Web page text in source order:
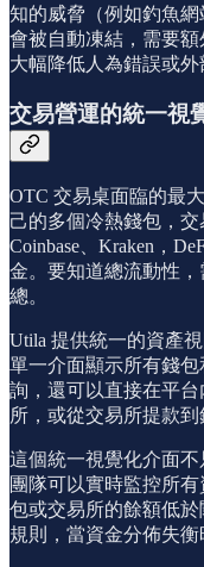
知的威脅（例如釣魚
會被自動凍結，需要
大幅降低人為錯誤或外
交易營運的統一視
OTC 交易桌面臨的最
己的多個冷熱錢包，交
Coinbase、Kraken，
金。要知道總流動性
總。
Utila 提供統一的資產
單一介面顯示所有錢
詢，還可以直接在平
所，或從交易所提款到
這個統一視覺化介面
團隊可以實時監控所
包或交易所的餘額低
規則，當資金分佈失衡